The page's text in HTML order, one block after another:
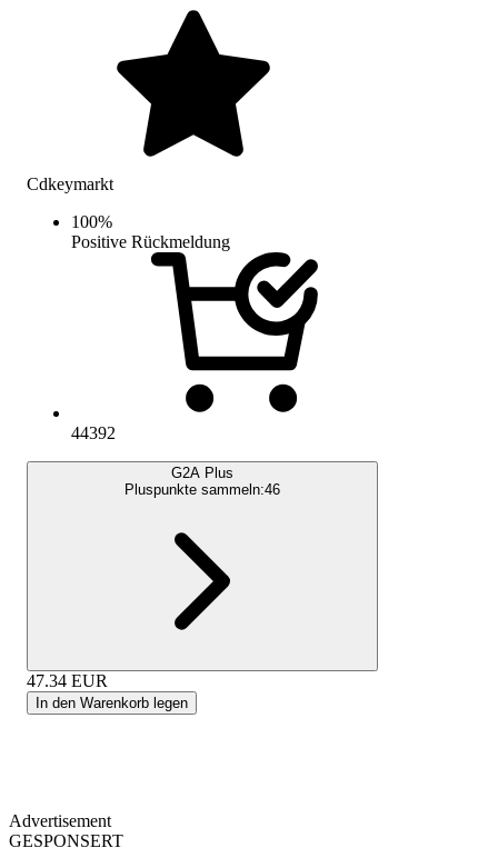
Cdkeymarkt
100%
Positive Rückmeldung
44392
G2A Plus
Pluspunkte sammeln:46
47.34 EUR
In den Warenkorb legen
Advertisement
GESPONSERT